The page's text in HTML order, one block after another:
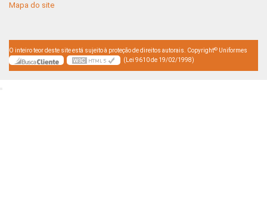
Mapa do site
O inteiro teor deste site está sujeito à proteção de direitos autorais. Copyright© Uniformes
(Lei 9610 de 19/02/1998)